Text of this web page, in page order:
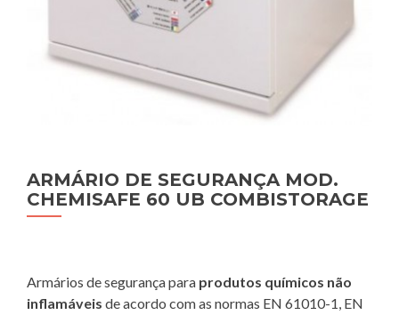
ARMÁRIO DE SEGURANÇA MOD.
CHEMISAFE 60 UB COMBISTORAGE
Armários de segurança para produtos químicos não
inflamáveis de acordo com as normas EN 61010-1, EN